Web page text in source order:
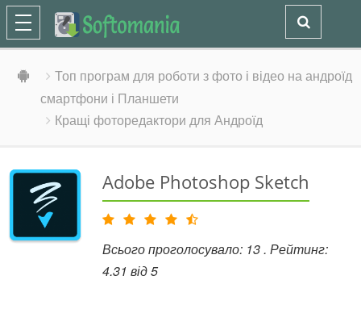
Топ програм для роботи з фото і відео на андроїд
смартфони і Планшети
Кращі фоторедактори для Андроїд
Adobe Photoshop Sketch
Всього проголосувало: 13. Рейтинг:
4.31 від5